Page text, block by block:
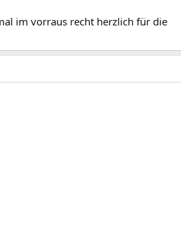
im vorraus recht herzlich für die